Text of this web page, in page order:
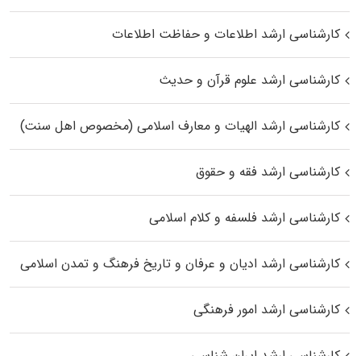
کارشناسی ارشد اطلاعات و حفاظت اطلاعات
کارشناسی ارشد علوم قرآن و حدیث
کارشناسی ارشد الهیات و معارف اسلامی (مخصوص اهل سنت)
کارشناسی ارشد فقه و حقوق
کارشناسی ارشد فلسفه و کلام اسلامی
کارشناسی ارشد ادیان و عرفان و تاریخ فرهنگ و تمدن اسلامی
کارشناسی ارشد امور فرهنگی